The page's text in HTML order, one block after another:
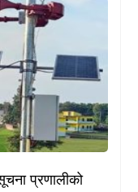
प्रणालीको